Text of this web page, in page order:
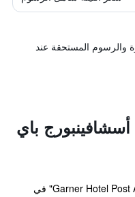
والرسوم المستحقة عند
باي
يقع مكان إقامة "Garner Hotel Post Aschaffenburg by IHG" في